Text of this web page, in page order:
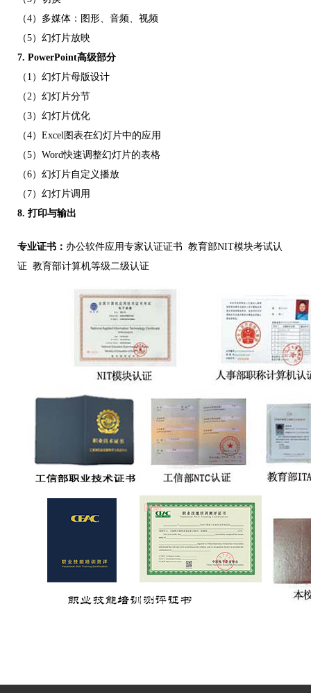
（4）多媒体：图形、音频、视频
（5）幻灯片放映
7. PowerPoint高级部分
（1）幻灯片母版设计
（2）幻灯片分节
（3）幻灯片优化
（4） Excel 图表在幻灯片中的应用
（5） Word快速调整幻灯片的表格
（6）幻灯片自定义播放
（7）幻灯片调用
8. 打印与输出
专业证书： 办公软件应用专家认证证书 教育部NIT模块考试认
证 教育部计算机等级二级认证